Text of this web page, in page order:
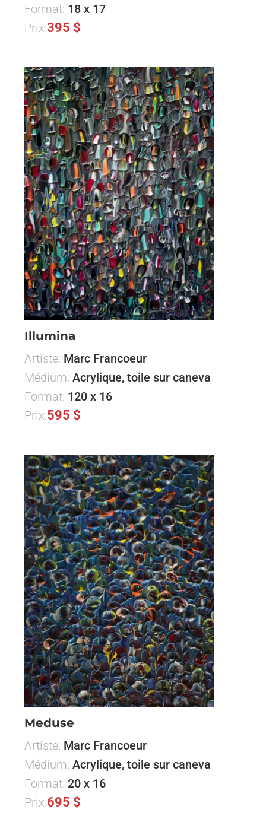
Format: 18 x 17
Prix:395 $
Illumina
Artiste: Marc Francoeur
Médium: Acrylique, toile sur caneva
Format: 120 x 16
Prix:595 $
Meduse
Artiste: Marc Francoeur
Médium: Acrylique, toile sur caneva
Format: 20 x 16
Prix:695 $